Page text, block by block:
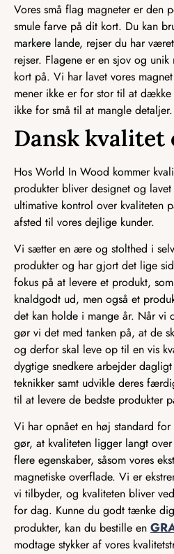
Vores små flag magneter er den
smule farve på dit kort. Du kan
markere lande, rejser du har
rejser. Flagene er en sjov og
kort på. Vi har lavet vores
mener ikke er for stor til at
ikke for små til at mangle detaljer.
Dansk kvalitet
Hos World In Wood kommer
produkter bliver designet og
ultimative kontrol over kvaliteten
afsted til vores dejlige kunder.
Vi sætter en ære og stolthed i
produkter og har gjort det lige
fokus på at levere et produkt,
knaldgodt ud, men også et
det kan holde i mange år. Når vi
gør vi det med tanken på, at de
og derfor skal leve op til en vis
dygtige snedkere arbejder
teknikker samt udvikle deres
til at levere de bedste produkter
Vi har opnået en høj standard
gør, at kvaliteten ligger langt
flere egenskaber, såsom vores
magnetiske overflade. Vi er
vi tilbyder, og kvaliteten bliver
for dag. Kunne du godt tænke
produkter, kan du bestille en
modtage stykker af vores